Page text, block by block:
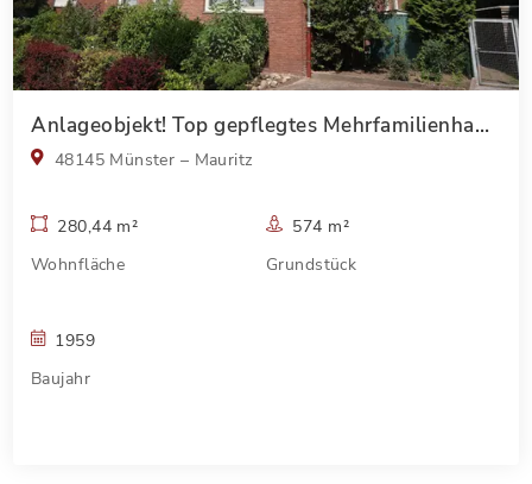
Anlageobjekt! Top gepflegtes Mehrfamilienhaus in begehrter Wohnlage von Münster (Mauritz)
48145 Münster – Mauritz
280,44 m²
Wohnfläche
574 m²
Grundstück
1959
Baujahr